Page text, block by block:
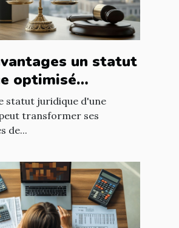
un statut
optimisé
t-il à votre
?
statut juridique d'une
transformer ses
de...